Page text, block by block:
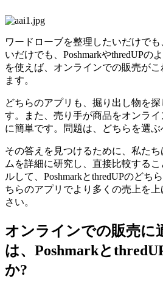
ワードローブを整理したいだけで
いだけでも、PoshmarkやthredUPの
を使えば、オンラインでの販売が
ます。
どちらのアプリも、掘り出し物を
す。また、売り手が商品をオンラ
に簡単です。問題は、どちらを選ぶ
その答えを見つけるために、私た
ムを詳細に研究し、直接比較する
ルして、PoshmarkとthredUPのどち
ちらのアプリでより多くの売上を
さい。
オンラインでの販売に
は、Poshmarkと
か?